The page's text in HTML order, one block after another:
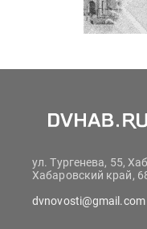
ул. Тургенева, 55,
Хабаровский край,
dvnovosti@gmail.com